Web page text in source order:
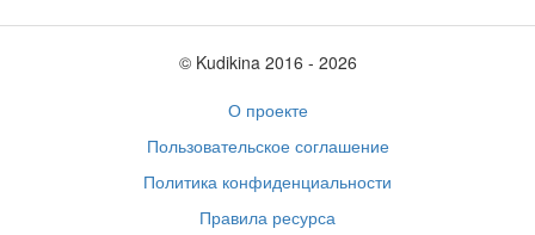
© Kudikina 2016 ‐ 2026
О проекте
Пользовательское соглашение
Политика конфиденциальности
Правила ресурса